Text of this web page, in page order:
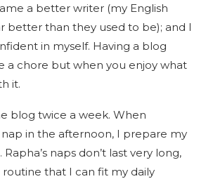
a better writer (my English
better than they used to be); and I
in myself. Having a blog
a chore but when you enjoy what
it.
blog twice a week. When
nap in the afternoon, I prepare my
naps don’t last very long,
routine that I can fit my daily